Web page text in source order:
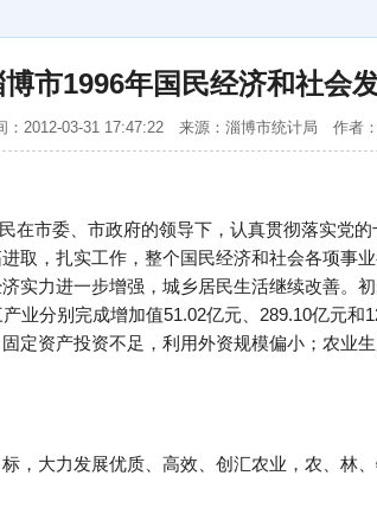
市1996年国民经济和社会
：2012-03-31 17:47:22 来源：淄博市统计局 作者
在市委、市政府的领导下，认真贯彻落实党
取，扎实工作，整个国民经济和社会各项事
实力进一步增强，城乡居民生活继续改善。
业分别完成增加值51.02亿元、289.10亿元和
定资产投资不足，利用外资规模偏小；农业
，大力发展优质、高效、创汇农业，农、林